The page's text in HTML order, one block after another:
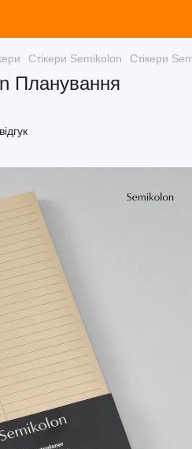
Стікери Semikolon Стікери
Планування